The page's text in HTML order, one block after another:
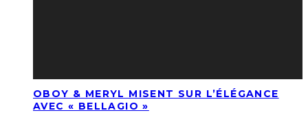
OBOY & MERYL MISENT SUR L’ÉLÉGANCE
AVEC « BELLAGIO »